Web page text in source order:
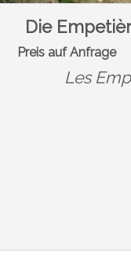
Die
Preis auf Anfrage
Les